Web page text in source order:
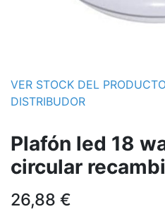
VER STOCK DEL
DISTRIBUDOR
Plafón led 18
circular
26,88 €